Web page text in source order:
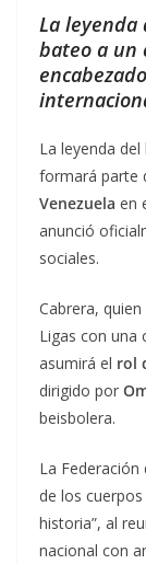
La leyenda
bateo a un
La leyenda
formará parte
Venezuela en
anunció
sociales.
Cabrera,
Ligas con una
asumirá el rol
dirigido por
beisbolera.
La Federación
de los
historia”, al
nacional con